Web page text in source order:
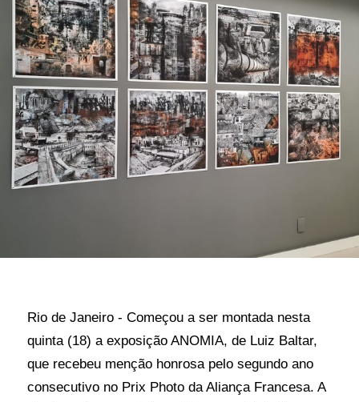
Rio de Janeiro - Começou a ser montada nesta
quinta (18) a exposição ANOMIA, de Luiz Baltar,
que recebeu menção honrosa pelo segundo ano
consecutivo no Prix Photo da Aliança Francesa. A